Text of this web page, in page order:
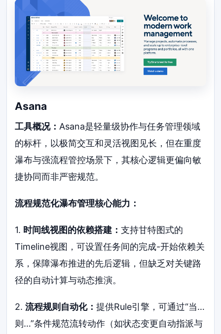
Asana
工具概况：Asana是轻量级协作与任务管理领域
的标杆，以极简交互和灵活视图见长，但在重度
瀑布与强流程管控场景下，其核心逻辑更偏向敏
捷协同而非严密规范。
流程规范化瀑布管理核心能力：
1. 时间线视图的依赖搭建：支持甘特图式的
Timeline视图，可设置任务间的完成-开始依赖关
系，保障瀑布推进的先后逻辑，但缺乏对关键路
径的自动计算与动态推演。
2.流程规则自动化：提供Rule引擎，可通过“当…
则…”条件规范流转动作（如状态变更自动指派与